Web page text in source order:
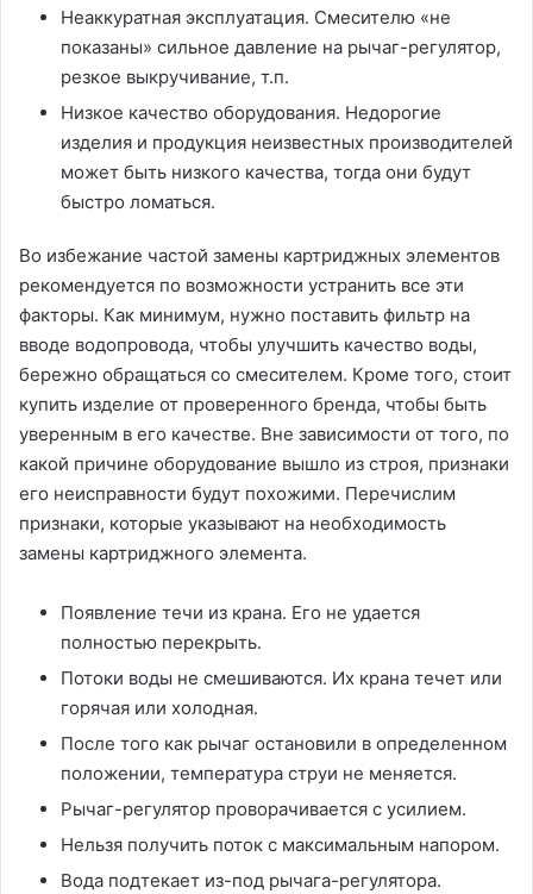
Неаккуратная эксплуатация. Смесителю «не
показаны» сильное давление на рычаг-регулятор,
резкое выкручивание, т.п.
Низкое качество оборудования. Недорогие
изделия и продукция неизвестных производителей
может быть низкого качества, тогда они будут
быстро ломаться.
Во избежание частой замены картриджных элементов
рекомендуется по возможности устранить все эти
факторы. Как минимум, нужно поставить фильтр на
вводе водопровода, чтобы улучшить качество воды,
бережно обращаться со смесителем. Кроме того, стоит
купить изделие от проверенного бренда, чтобы быть
уверенным в его качестве. Вне зависимости от того, по
какой причине оборудование вышло из строя, признаки
его неисправности будут похожими. Перечислим
признаки, которые указывают на необходимость
замены картриджного элемента.
Появление течи из крана. Его не удается
полностью перекрыть.
Потоки воды не смешиваются. Их крана течет или
горячая или холодная.
После того как рычаг остановили в определенном
положении, температура струи не меняется.
Рычаг-регулятор проворачивается с усилием.
Нельзя получить поток с максимальным напором.
Вода подтекает из-под рычага-регулятора.